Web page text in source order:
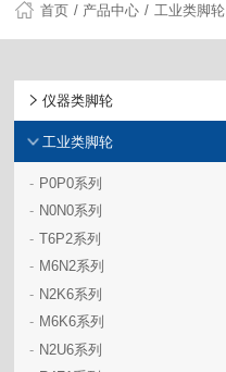
首页 / 产品中心 / 工业类脚轮
仪器类脚轮
工业类脚轮
- P0P0系列
- N0N0系列
- T6P2系列
- M6N2系列
- N2K6系列
- M6K6系列
- N2U6系列